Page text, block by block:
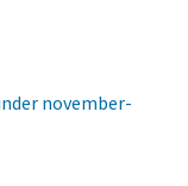
november-